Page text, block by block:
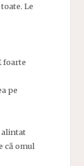
Le
foarte
pe
alintat
că omul